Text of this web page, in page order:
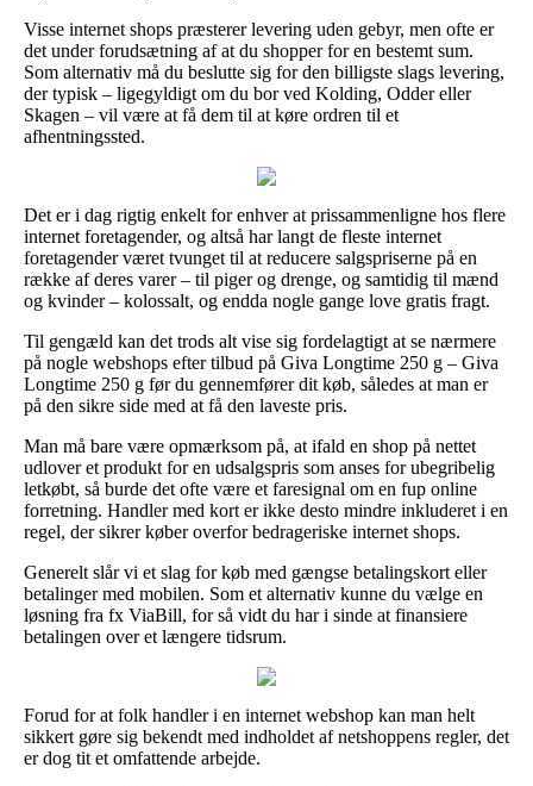
Visse internet shops præsterer levering uden gebyr, men ofte er
det under forudsætning af at du shopper for en bestemt sum.
Som alternativ må du beslutte sig for den billigste slags levering,
der typisk – ligegyldigt om du bor ved Kolding, Odder eller
Skagen – vil være at få dem til at køre ordren til et
afhentningssted.
Det er i dag rigtig enkelt for enhver at prissammenligne hos flere
internet foretagender, og altså har langt de fleste internet
foretagender været tvunget til at reducere salgspriserne på en
række af deres varer – til piger og drenge, og samtidig til mænd
og kvinder – kolossalt, og endda nogle gange love gratis fragt.
Til gengæld kan det trods alt vise sig fordelagtigt at se nærmere
på nogle webshops efter tilbud på Giva Longtime 250 g – Giva
Longtime 250 g før du gennemfører dit køb, således at man er
på den sikre side med at få den laveste pris.
Man må bare være opmærksom på, at ifald en shop på nettet
udlover et produkt for en udsalgspris som anses for ubegribelig
letkøbt, så burde det ofte være et faresignal om en fup online
forretning. Handler med kort er ikke desto mindre inkluderet i en
regel, der sikrer køber overfor bedrageriske internet shops.
Generelt slår vi et slag for køb med gængse betalingskort eller
betalinger med mobilen. Som et alternativ kunne du vælge en
løsning fra fx ViaBill, for så vidt du har i sinde at finansiere
betalingen over et længere tidsrum.
Forud for at folk handler i en internet webshop kan man helt
sikkert gøre sig bekendt med indholdet af netshoppens regler, det
er dog tit et omfattende arbejde.